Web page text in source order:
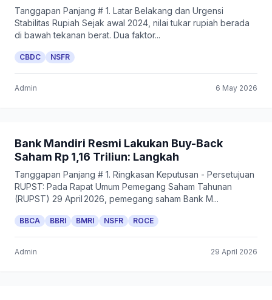
Tanggapan Panjang # 1. Latar Belakang dan Urgensi
Stabilitas Rupiah Sejak awal 2024, nilai tukar rupiah berada
di bawah tekanan berat. Dua faktor...
CBDC NSFR
Admin 6 May 2026
Bank Mandiri Resmi Lakukan Buy-Back
Saham Rp 1,16 Triliun: Langkah
Tanggapan Panjang # 1. Ringkasan Keputusan - Persetujuan
RUPST: Pada Rapat Umum Pemegang Saham Tahunan
(RUPST) 29 April 2026, pemegang saham Bank M...
BBCA BBRI BMRI NSFR ROCE
Admin 29 April 2026